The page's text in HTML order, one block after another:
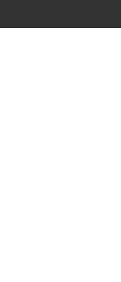
direct